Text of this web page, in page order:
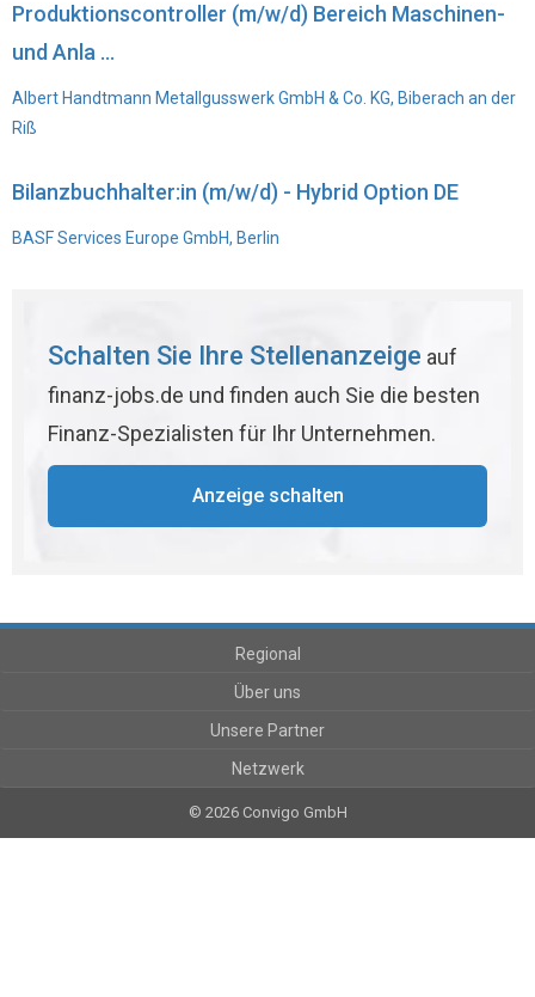
Produktionscontroller (m/w/d) Bereich Maschinen-
und Anla ...
Albert Handtmann Metallgusswerk GmbH & Co. KG, Biberach an der
Riß
Bilanzbuchhalter:in (m/w/d) - Hybrid Option DE
BASF Services Europe GmbH, Berlin
Schalten Sie Ihre Stellenanzeige auf
finanz-jobs.de und finden auch Sie die besten
Finanz-Spezialisten für Ihr Unternehmen.
Anzeige schalten
Regional
Über uns
Unsere Partner
Netzwerk
© 2026 Convigo GmbH